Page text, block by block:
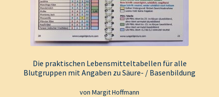
Die praktischen Lebensmitteltabellen für alle
Blutgruppen mit Angaben zu Säure- / Basenbildung
von Margit Hoffmann